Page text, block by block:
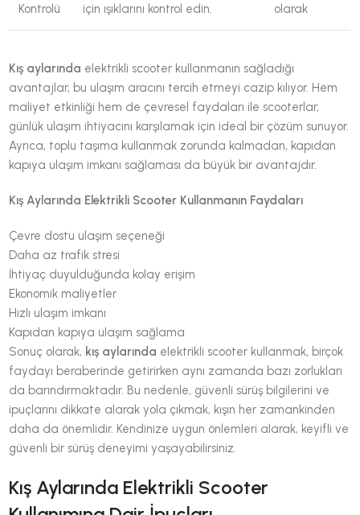
Kontrolü
için ışıklarını kontrol edin.
olarak
Kış aylarında elektrikli scooter kullanmanın sağladığı
avantajlar, bu ulaşım aracını tercih etmeyi cazip kılıyor. Hem
maliyet etkinliği hem de çevresel faydaları ile scooterlar,
günlük ulaşım ihtiyacını karşılamak için ideal bir çözüm sunuyor.
Ayrıca, toplu taşıma kullanmak zorunda kalmadan, kapıdan
kapıya ulaşım imkanı sağlaması da büyük bir avantajdır.
Kış Aylarında Elektrikli Scooter Kullanmanın Faydaları
Çevre dostu ulaşım seçeneği
Daha az trafik stresi
İhtiyaç duyulduğunda kolay erişim
Ekonomik maliyetler
Hızlı ulaşım imkanı
Kapıdan kapıya ulaşım sağlama
Sonuç olarak, kış aylarında elektrikli scooter kullanmak, birçok
faydayı beraberinde getirirken aynı zamanda bazı zorlukları
da barındırmaktadır. Bu nedenle, güvenli sürüş bilgilerini ve
ipuçlarını dikkate alarak yola çıkmak, kışın her zamankinden
daha da önemlidir. Kendinize uygun önlemleri alarak, keyifli ve
güvenli bir sürüş deneyimi yaşayabilirsiniz.
Kış Aylarında Elektrikli Scooter